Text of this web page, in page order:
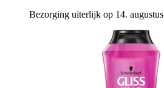
Bezorging uiterlijk op 14. augustus